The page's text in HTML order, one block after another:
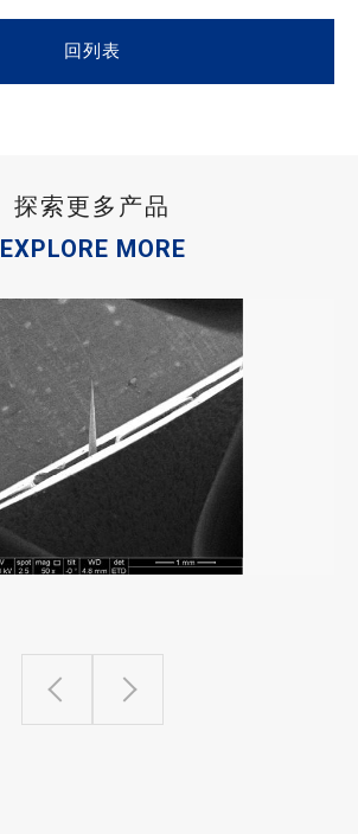
回列表
探索更多产品
EXPLORE MORE